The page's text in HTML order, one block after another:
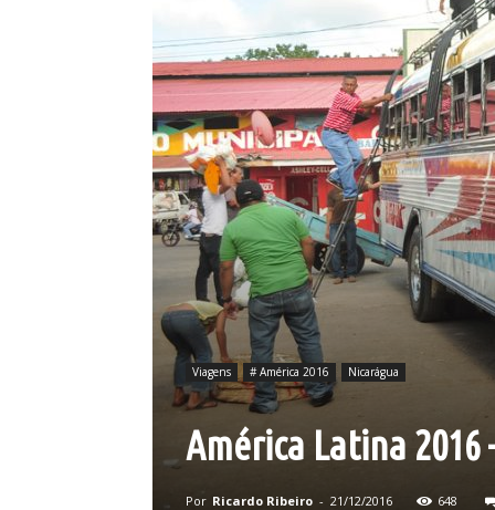
Viagens # América 2016 Nicarágua
América Latina 2016
Por Ricardo Ribeiro - 21/12/2016 648